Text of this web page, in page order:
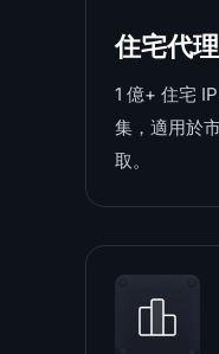
住宅代理
1 億+ 住宅
集，適用於
取。